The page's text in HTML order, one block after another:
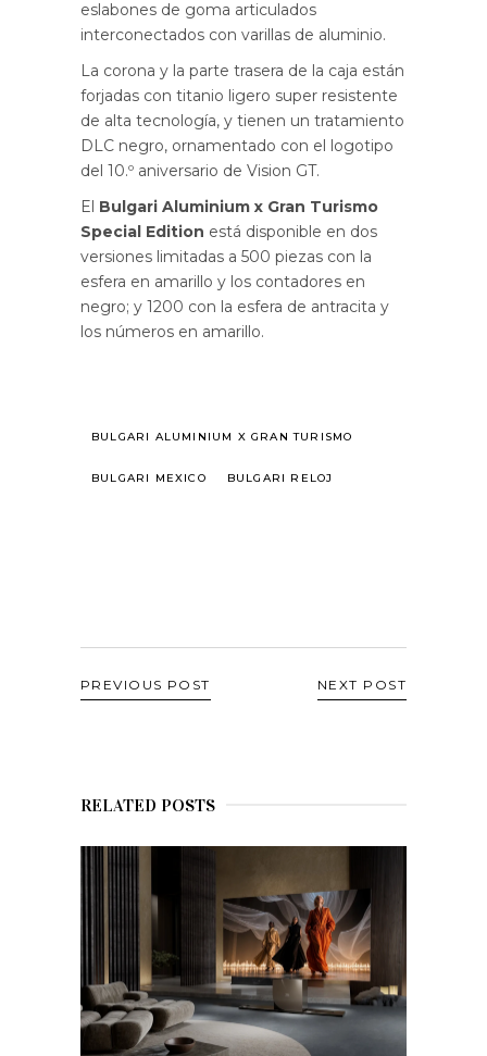
eslabones de goma articulados
interconectados con varillas de aluminio.
La corona y la parte trasera de la caja están
forjadas con titanio ligero super resistente
de alta tecnología, y tienen un tratamiento
DLC negro, ornamentado con el logotipo
del 10.º aniversario de Vision GT.
El Bulgari Aluminium x Gran Turismo
Special Edition está disponible en dos
versiones limitadas a 500 piezas con la
esfera en amarillo y los contadores en
negro; y 1200 con la esfera de antracita y
los números en amarillo.
BULGARI ALUMINIUM X GRAN TURISMO
BULGARI MEXICO BULGARI RELOJ
PREVIOUS POST NEXT POST
RELATED POSTS